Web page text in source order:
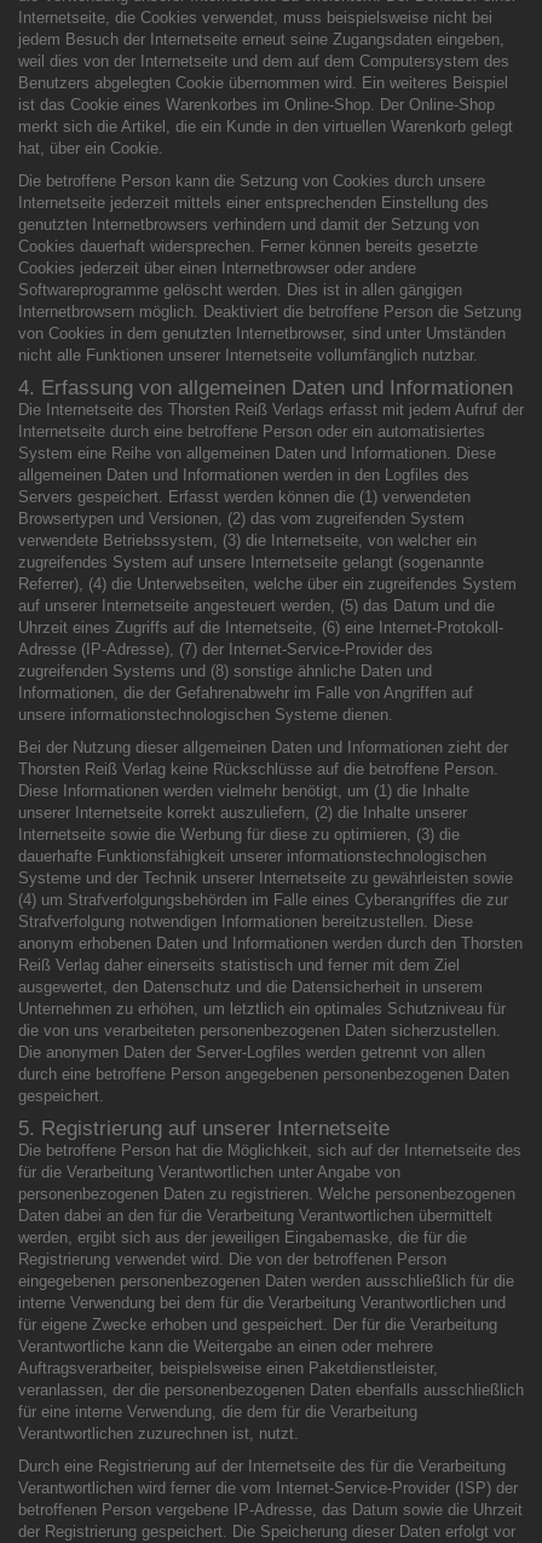
Internetseite, die Cookies verwendet, muss beispielsweise nicht bei
jedem Besuch der Internetseite erneut seine Zugangsdaten eingeben,
weil dies von der Internetseite und dem auf dem Computersystem des
Benutzers abgelegten Cookie übernommen wird. Ein weiteres Beispiel
ist das Cookie eines Warenkorbes im Online-Shop. Der Online-Shop
merkt sich die Artikel, die ein Kunde in den virtuellen Warenkorb gelegt
hat, über ein Cookie.
Die betroffene Person kann die Setzung von Cookies durch unsere
Internetseite jederzeit mittels einer entsprechenden Einstellung des
genutzten Internetbrowsers verhindern und damit der Setzung von
Cookies dauerhaft widersprechen. Ferner können bereits gesetzte
Cookies jederzeit über einen Internetbrowser oder andere
Softwareprogramme gelöscht werden. Dies ist in allen gängigen
Internetbrowsern möglich. Deaktiviert die betroffene Person die Setzung
von Cookies in dem genutzten Internetbrowser, sind unter Umständen
nicht alle Funktionen unserer Internetseite vollumfänglich nutzbar.
4. Erfassung von allgemeinen Daten und Informationen
Die Internetseite des Thorsten Reiß Verlags erfasst mit jedem Aufruf der
Internetseite durch eine betroffene Person oder ein automatisiertes
System eine Reihe von allgemeinen Daten und Informationen. Diese
allgemeinen Daten und Informationen werden in den Logfiles des
Servers gespeichert. Erfasst werden können die (1) verwendeten
Browsertypen und Versionen, (2) das vom zugreifenden System
verwendete Betriebssystem, (3) die Internetseite, von welcher ein
zugreifendes System auf unsere Internetseite gelangt (sogenannte
Referrer), (4) die Unterwebseiten, welche über ein zugreifendes System
auf unserer Internetseite angesteuert werden, (5) das Datum und die
Uhrzeit eines Zugriffs auf die Internetseite, (6) eine Internet-Protokoll-
Adresse (IP-Adresse), (7) der Internet-Service-Provider des
zugreifenden Systems und (8) sonstige ähnliche Daten und
Informationen, die der Gefahrenabwehr im Falle von Angriffen auf
unsere informationstechnologischen Systeme dienen.
Bei der Nutzung dieser allgemeinen Daten und Informationen zieht der
Thorsten Reiß Verlag keine Rückschlüsse auf die betroffene Person.
Diese Informationen werden vielmehr benötigt, um (1) die Inhalte
unserer Internetseite korrekt auszuliefern, (2) die Inhalte unserer
Internetseite sowie die Werbung für diese zu optimieren, (3) die
dauerhafte Funktionsfähigkeit unserer informationstechnologischen
Systeme und der Technik unserer Internetseite zu gewährleisten sowie
(4) um Strafverfolgungsbehörden im Falle eines Cyberangriffes die zur
Strafverfolgung notwendigen Informationen bereitzustellen. Diese
anonym erhobenen Daten und Informationen werden durch den Thorsten
Reiß Verlag daher einerseits statistisch und ferner mit dem Ziel
ausgewertet, den Datenschutz und die Datensicherheit in unserem
Unternehmen zu erhöhen, um letztlich ein optimales Schutzniveau für
die von uns verarbeiteten personenbezogenen Daten sicherzustellen.
Die anonymen Daten der Server-Logfiles werden getrennt von allen
durch eine betroffene Person angegebenen personenbezogenen Daten
gespeichert.
5. Registrierung auf unserer Internetseite
Die betroffene Person hat die Möglichkeit, sich auf der Internetseite des
für die Verarbeitung Verantwortlichen unter Angabe von
personenbezogenen Daten zu registrieren. Welche personenbezogenen
Daten dabei an den für die Verarbeitung Verantwortlichen übermittelt
werden, ergibt sich aus der jeweiligen Eingabemaske, die für die
Registrierung verwendet wird. Die von der betroffenen Person
eingegebenen personenbezogenen Daten werden ausschließlich für die
interne Verwendung bei dem für die Verarbeitung Verantwortlichen und
für eigene Zwecke erhoben und gespeichert. Der für die Verarbeitung
Verantwortliche kann die Weitergabe an einen oder mehrere
Auftragsverarbeiter, beispielsweise einen Paketdienstleister,
veranlassen, der die personenbezogenen Daten ebenfalls ausschließlich
für eine interne Verwendung, die dem für die Verarbeitung
Verantwortlichen zuzurechnen ist, nutzt.
Durch eine Registrierung auf der Internetseite des für die Verarbeitung
Verantwortlichen wird ferner die vom Internet-Service-Provider (ISP) der
betroffenen Person vergebene IP-Adresse, das Datum sowie die Uhrzeit
der Registrierung gespeichert. Die Speicherung dieser Daten erfolgt vor